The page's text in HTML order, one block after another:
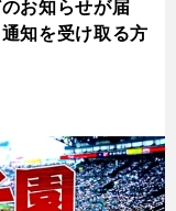
お知らせが届
知を受け取る方